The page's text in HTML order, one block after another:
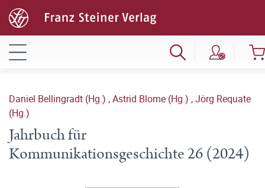
Daniel Bellingradt (Hg.) ,Astrid Blome (Hg.) ,Jörg Requate
(Hg.)
Jahrbuch für
Kommunikationsgeschichte 26 (2024)